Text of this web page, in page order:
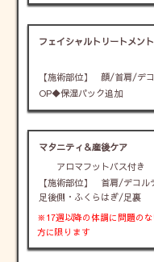
フェイシャルトリートメント
【施術部位】 顔/首肩/デ
OP◆保湿パック追加
マタニティ＆産後ケア
アロマフット
【施術部位】 首肩/デコ
足後側・ふくらはぎ/足裏
※17週以降の体調に問題の
方に限ります